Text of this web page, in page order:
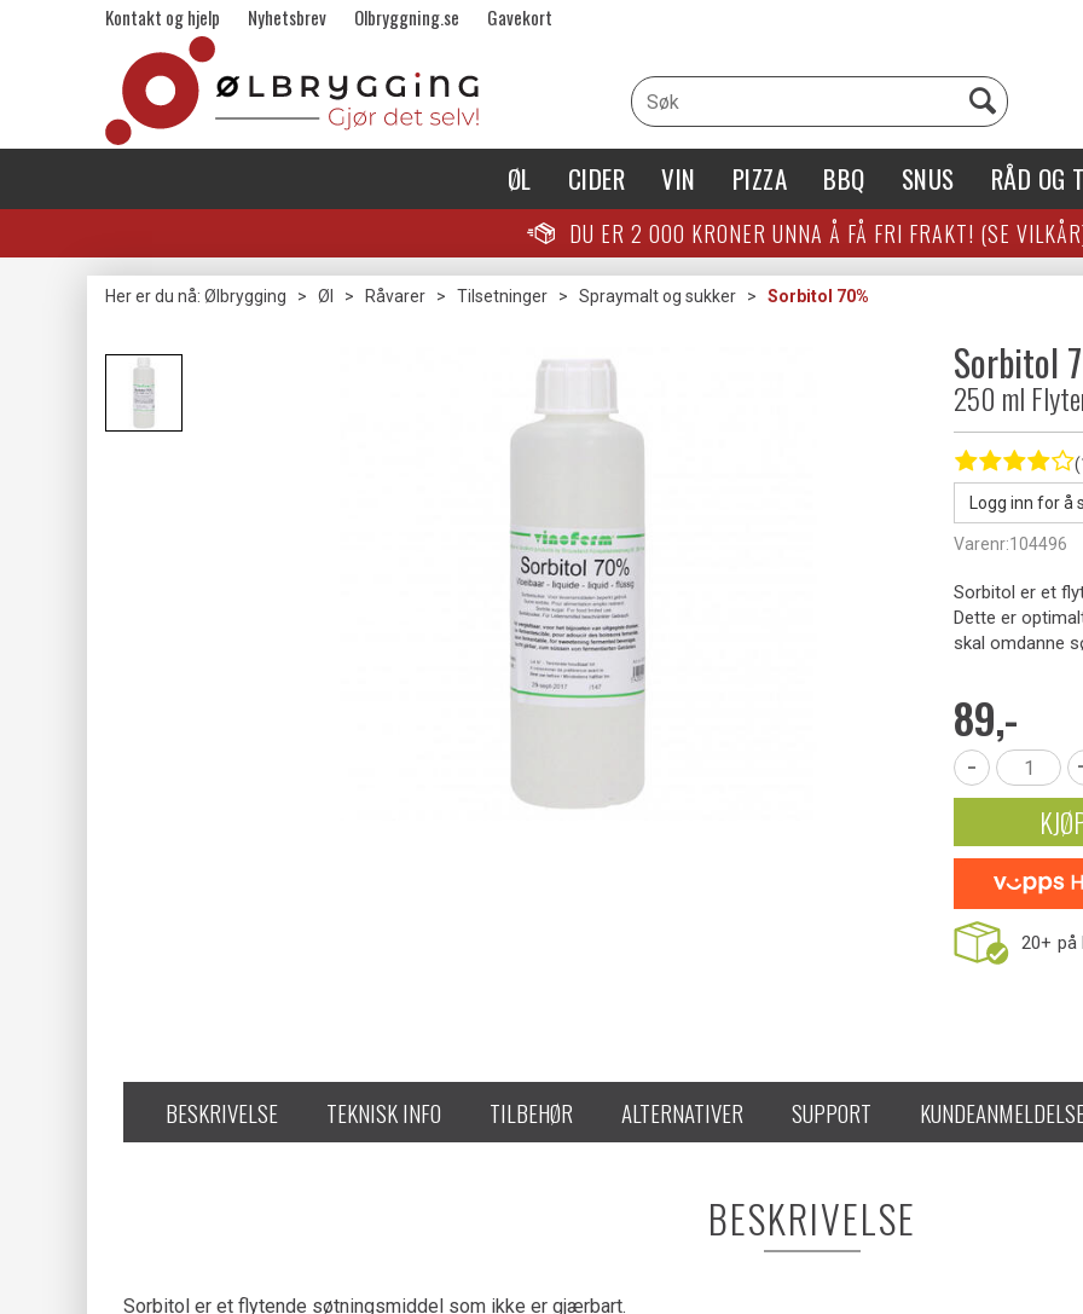
Kontakt og hjelp Nyhetsbrev Olbryggning.se Gavekort
ØL CIDER VIN PIZZA BBQ SNUS RÅD OG
DU ER 2 000 KRONER UNNA Å FÅ FRI FRAKT! (SE
Her er du nå: Ølbrygging > Øl > Råvarer > Tilsetninger > Spraymalt og sukker > Sorbitol 70%
Sorbitol
250 ml
Logg inn for å
Varenr:104496
Sorbitol er et
Dette er
skal omdanne
89,-
-
20+ på
BESKRIVELSE TEKNISK INFO TILBEHØR ALTERNATIVER SUPPORT
BESKRIVELSE
Sorbitol er et flytende søtningsmiddel som ikke er gjærbart.